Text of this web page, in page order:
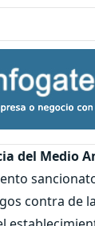
del Medio
contra de la